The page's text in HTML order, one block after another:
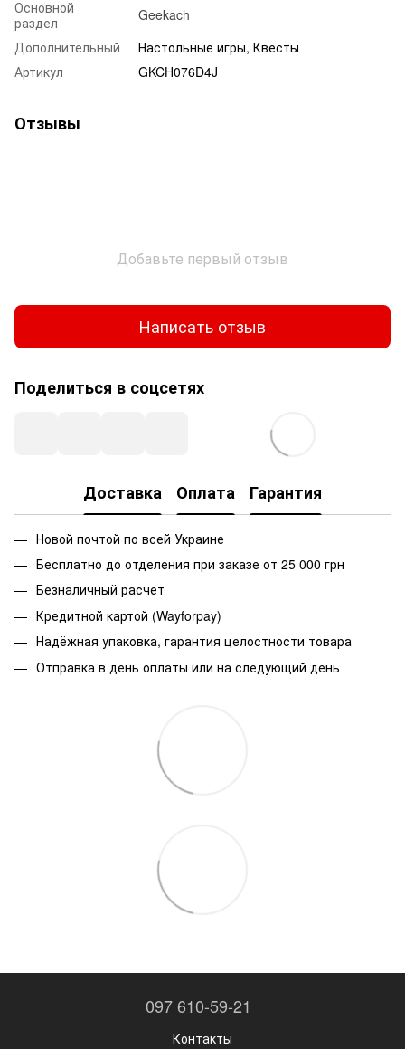
Основной
раздел
Geekach
Дополнительный
Настольные игры, Квесты
Артикул
GKCH076D4J
Отзывы
Добавьте первый отзыв
Написать отзыв
Поделиться в соцсетях
Доставка Оплата Гарантия
Новой почтой по всей Украине
Бесплатно до отделения при заказе от 25 000 грн
Безналичный расчет
Кредитной картой (Wayforpay)
Надёжная упаковка, гарантия целостности товара
Отправка в день оплаты или на следующий день
097 610-59-21
Контакты